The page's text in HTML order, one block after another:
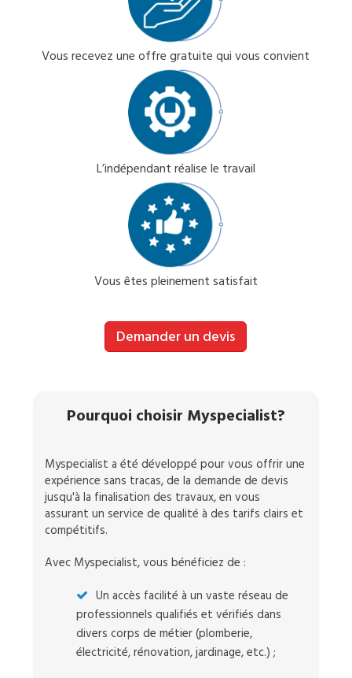
Vous recevez une offre gratuite qui vous convient
L’indépendant réalise le travail
Vous êtes pleinement satisfait
Demander un devis
Pourquoi choisir Myspecialist?
Myspecialist a été développé pour vous offrir une
expérience sans tracas, de la demande de devis
jusqu'à la finalisation des travaux, en vous
assurant un service de qualité à des tarifs clairs et
compétitifs.
Avec Myspecialist, vous bénéficiez de :
Un accès facilité à un vaste réseau de
professionnels qualifiés et vérifiés dans
divers corps de métier (plomberie,
électricité, rénovation, jardinage, etc.) ;